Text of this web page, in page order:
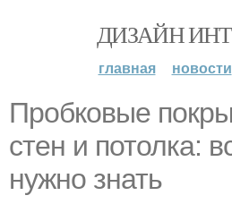
ДИЗАЙН
главная новости
Пробковые
стен и потолка:
нужно знать